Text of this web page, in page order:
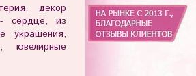
декор
сердце, из
украшения,
ювелирные